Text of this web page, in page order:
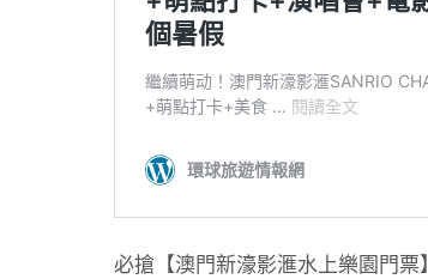
必搶【澳門新濠影滙水上樂園門